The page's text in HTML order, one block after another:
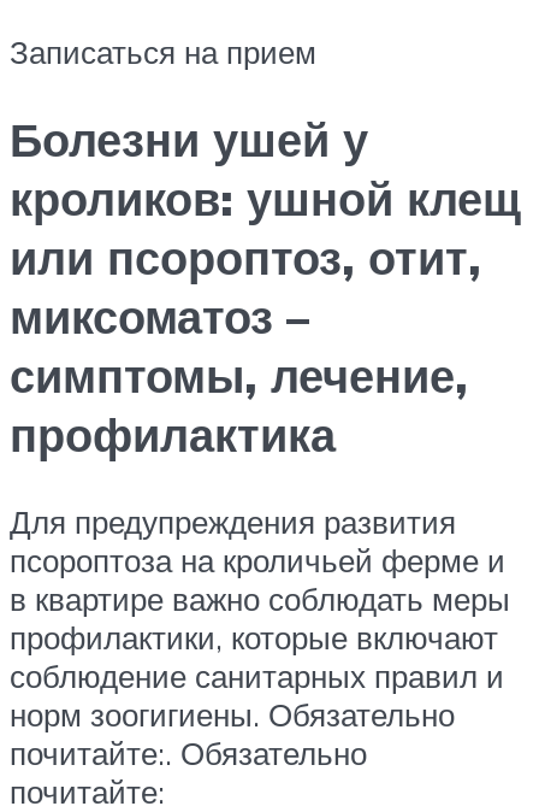
Записаться на прием
Болезни ушей у
кроликов: ушной клещ
или псороптоз, отит,
миксоматоз –
симптомы, лечение,
профилактика
Для предупреждения развития
псороптоза на кроличьей ферме и
в квартире важно соблюдать меры
профилактики, которые включают
соблюдение санитарных правил и
норм зоогигиены. Обязательно
почитайте:. Обязательно
почитайте: